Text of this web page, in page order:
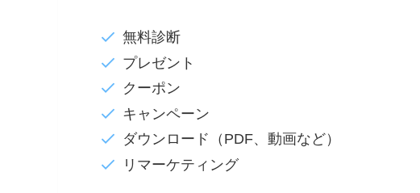
無料診断
プレゼント
クーポン
キャンペーン
ダウンロード（PDF、動画など）
リマーケティング